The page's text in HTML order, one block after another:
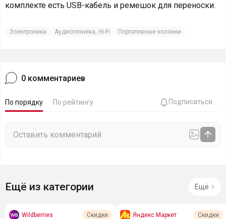
комплекте есть USB-кабель и ремешок для переноски.
Электроника Аудиотехника, Hi-Fi Портативные колонки
0 комментариев
По порядку По рейтингу Подписаться
Ещё из категории Ещё
Wildberries Скидки Яндекс Маркет Скидки